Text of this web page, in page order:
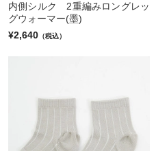
内側シルク 2重編みロングレッ
グウォーマー(墨)
¥2,640 （税込）